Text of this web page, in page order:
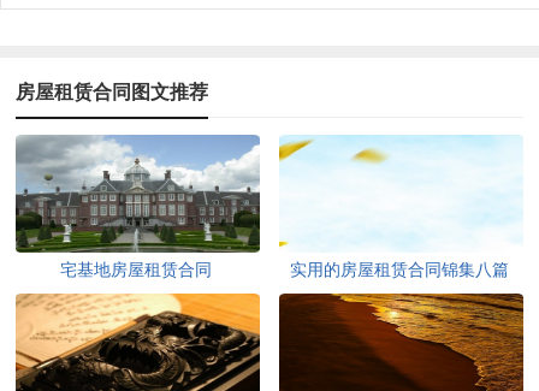
房屋租赁合同图文推荐
宅基地房屋租赁合同 实用的房屋租赁合同锦集八篇